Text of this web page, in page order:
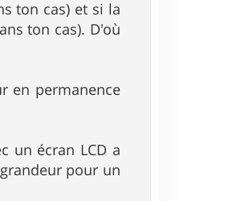
ton cas) et si la
ton cas). D'où
en permanence
un écran LCD a
pour un